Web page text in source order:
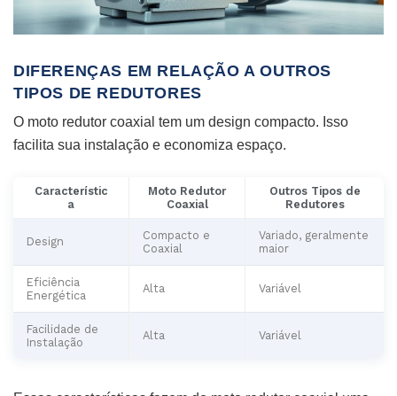
DIFERENÇAS EM RELAÇÃO A OUTROS
TIPOS DE REDUTORES
O moto redutor coaxial tem um design compacto. Isso
facilita sua instalação e economiza espaço.
Característic
a
Moto Redutor
Coaxial
Outros Tipos de
Redutores
Design
Compacto e
Coaxial
Variado, geralmente
maior
Eficiência
Energética
Alta Variável
Facilidade de
Instalação
Alta Variável